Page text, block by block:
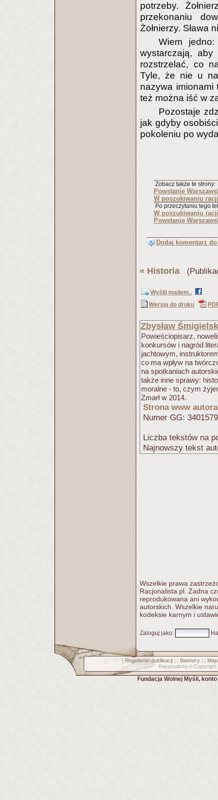
potrzeby.
przekonaniu
Żołnierzy. Sława
Wiem
wystarczają,
rozstrzelać, co
Tyle, że nie u
nazywa imionami
też można iść w
Pozostaje
jak gdyby
pokoleniu po
Zobacz także te strony:
Powstanie
W poszukiwaniu
Po przeczytaniu tego
W poszukiwaniu
Powstanie
Dodaj komentarz
« Historia
Wyślij mailem..
Wersja do druku
Zbysław
Powieściopisarz,
konkursów i nagród
jachtowym,
co ma wpływ na
na spotkaniach
także inne sprawy:
moralne - to, czym
Zmarł w 2014.
Strona www autora
Numer GG:
Liczba tekstów na
Najnowszy tekst
Wszelkie prawa
Racjonalista.pl. Żadna
reprodukowana ani
autorskich. Wszelkie
kodeksie karnym i
Zaloguj jako:
[ Regulamin publikacji] [ Bannery] [
Racjonalista © Copyright
Fundacja Wolnej Myśli,